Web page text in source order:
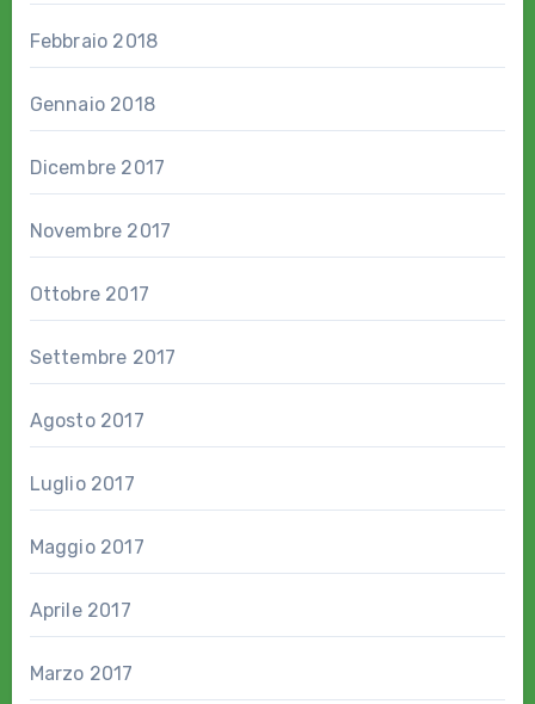
Febbraio 2018
Gennaio 2018
Dicembre 2017
Novembre 2017
Ottobre 2017
Settembre 2017
Agosto 2017
Luglio 2017
Maggio 2017
Aprile 2017
Marzo 2017